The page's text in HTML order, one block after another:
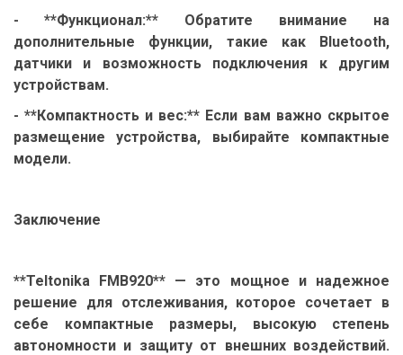
- **Функционал:** Обратите внимание на
дополнительные функции, такие как Bluetooth,
датчики и возможность подключения к другим
устройствам.
- **Компактность и вес:** Если вам важно скрытое
размещение устройства, выбирайте компактные
модели.
Заключение
**Teltonika FMB920** — это мощное и надежное
решение для отслеживания, которое сочетает в
себе компактные размеры, высокую степень
автономности и защиту от внешних воздействий.